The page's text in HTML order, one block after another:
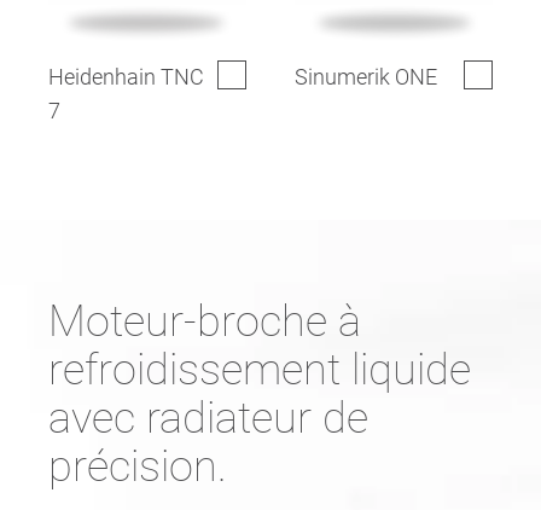
Heidenhain TNC
7
Sinumerik ONE
Moteur-broche à
refroidissement liquide
avec radiateur de
précision.